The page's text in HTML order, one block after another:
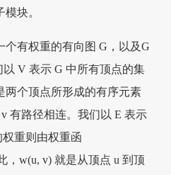
块。
个有权重的有向图 G，以及G
V 表示 G 中所有顶点的集
两个顶点所形成的有序元素
有路径相连。我们以 E 表示
重则由权重函
w(u, v) 就是从顶点 u 到顶